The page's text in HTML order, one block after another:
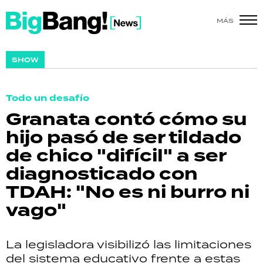
MÁS
SHOW
Todo un desafío
Granata contó cómo su
hijo pasó de ser tildado
de chico "difícil" a ser
diagnosticado con
TDAH: "No es ni burro ni
vago"
La legisladora visibilizó las limitaciones
del sistema educativo frente a estas
SHOW
ACTUALIDAD
POLICIALES
ECONOMÍA
GRAN HERMANO
SALUD
DEPORTES